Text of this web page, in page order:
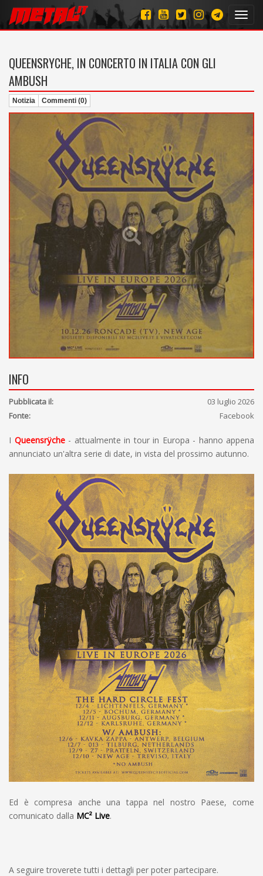
QUEENSRYCHE, IN CONCERTO IN ITALIA CON GLI
AMBUSH
Notizia Commenti (0)
INFO
Pubblicata il:
03 luglio 2026
Fonte:
Facebook
I Queensrÿche- attualmente in tour in Europa - hanno appena
annunciato un'altra serie di date, in vista del prossimo autunno.
Ed è compresa anche una tappa nel nostro Paese, come
comunicato dalla MC² Live.
A seguire troverete tutti i dettagli per poter partecipare.